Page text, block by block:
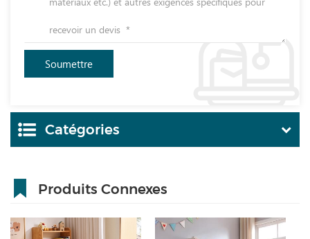
Catégories
Produits Connexes